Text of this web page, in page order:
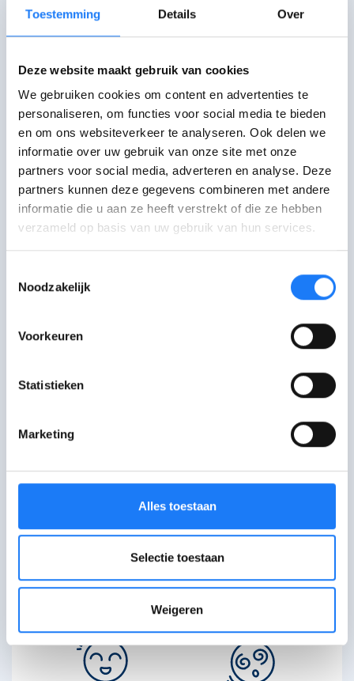
Toestemming Details Over
Deze website maakt gebruik van cookies
We gebruiken cookies om content en advertenties te
personaliseren, om functies voor social media te bieden
en om ons websiteverkeer te analyseren. Ook delen we
informatie over uw gebruik van onze site met onze
partners voor social media, adverteren en analyse. Deze
partners kunnen deze gegevens combineren met andere
informatie die u aan ze heeft verstrekt of die ze hebben
verzameld op basis van uw gebruik van hun services.
Noodzakelijk
Voorkeuren
Statistieken
Marketing
Alles toestaan
Selectie toestaan
Weigeren
alcohol en drugs?
Kickwise.be
Praat erover
Chat met De Druglijn
Maandag-vrijdag: 12:00-18:00 uur
Mail met De Druglijn
078 15 10 20. Maandag-vrijdag: 10:00-20:00
Wat vond je van deze
Je feedback helpt ons om betere
content te maken.